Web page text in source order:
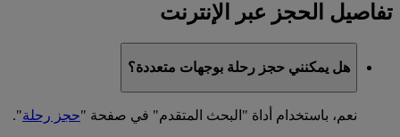
تفاصيل الحجز عبر الإنترنت
هل يمكنني حجز رحلة بوجهات متعددة؟
نعم، باستخدام أداة "البحث المتقدم" في صفحة "حجز رحلة".